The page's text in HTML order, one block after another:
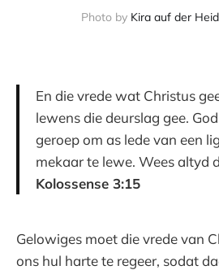
Photo by Kira auf der
En die vrede wat Christus
lewens die deurslag gee.
geroep om as lede van een
mekaar te lewe. Wees altyd
Kolossense 3:15
Gelowiges moet die vrede van
ons hul harte te regeer, sodat